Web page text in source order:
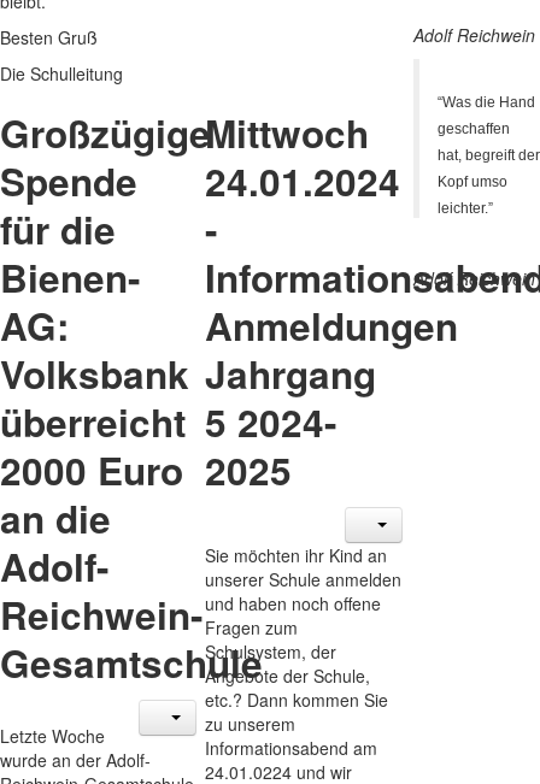
Besten Gruß
Die Schulleitung
Großzügige
Spende
für die
Bienen-
AG:
Volksbank
überreicht
2000 Euro
an die
Adolf-
Reichwein-
Gesamtschule
Letzte Woche
wurde an der Adolf-
Mittwoch
24.01.2024
-
Anmeldungen
Jahrgang
5 2024-
2025
Sie möchten ihr Kind an
unserer Schule anmelden
und haben noch offene
Fragen zum
Schulsystem, der
Angebote der Schule,
etc.? Dann kommen Sie
zu unserem
Informationsabend am
24.01.0224 und wir
Adolf Reichwein
“Was die Hand
geschaffen
hat, begreift der
Kopf umso
leichter.”
Adolf Reichwein